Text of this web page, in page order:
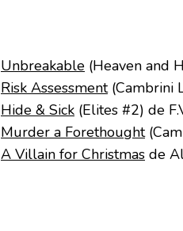
Unbreakable (Heaven and
Risk Assessment(Cambrini
Hide & Sick (Elites #2) de
Murder a Forethought
A Villain for Christmas de